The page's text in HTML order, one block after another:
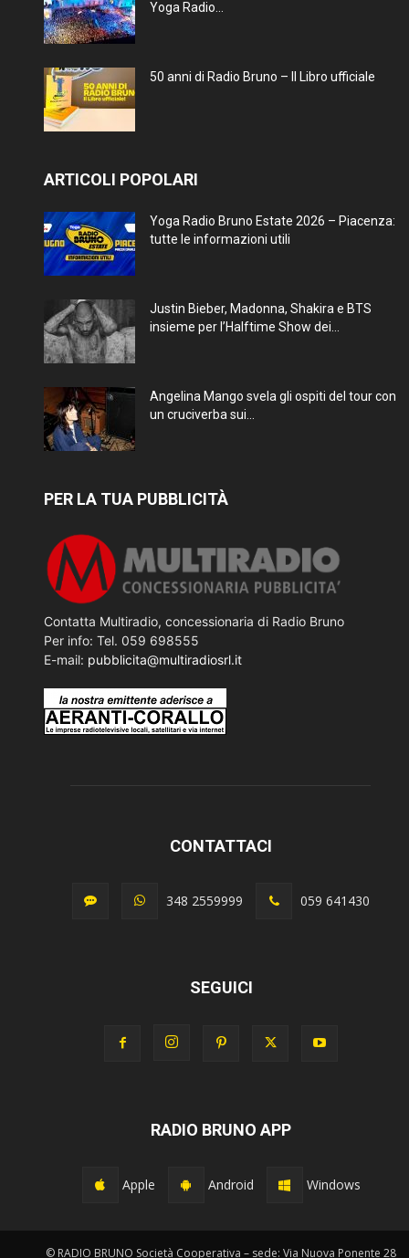
Yoga Radio...
50 anni di Radio Bruno – Il Libro ufficiale
ARTICOLI POPOLARI
Yoga Radio Bruno Estate 2026 – Piacenza:
tutte le informazioni utili
Justin Bieber, Madonna, Shakira e BTS
insieme per l’Halftime Show dei...
Angelina Mango svela gli ospiti del tour con
un cruciverba sui...
PER LA TUA PUBBLICITÀ
Contatta Multiradio, concessionaria di Radio Bruno
Per info: Tel. 059 698555
E-mail: pubblicita@multiradiosrl.it
CONTATTACI
348 2559999 059 641430
SEGUICI
RADIO BRUNO APP
Apple Android Windows
© RADIO BRUNO Società Cooperativa – sede: Via Nuova Ponente 28